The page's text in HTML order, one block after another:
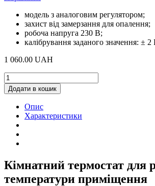
модель з аналоговим регулятором;
захист від замерзання для опалення;
робоча напруга 230 В;
калібрування заданого значення: ± 2
1 060.00 UAH
Терморегулятор
температури
теплої
підлоги
quantity
Додати в кошик
Опис
Характеристики
Кімнатний термостат для
температури приміщення